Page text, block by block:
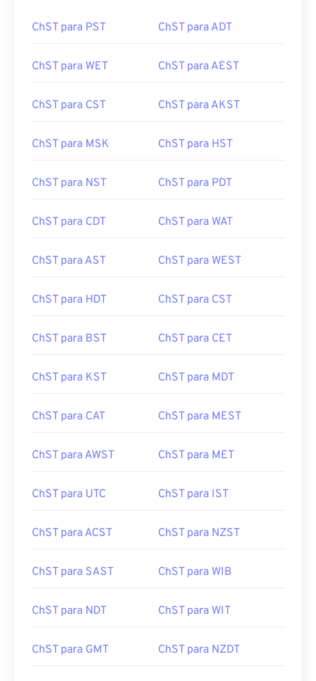
ChST para PST ChST para ADT
ChST para WET ChST para AEST
ChST para CST ChST para AKST
ChST para MSK ChST para HST
ChST para NST ChST para PDT
ChST para CDT ChST para WAT
ChST para AST ChST para WEST
ChST para HDT ChST para CST
ChST para BST ChST para CET
ChST para KST ChST para MDT
ChST para CAT ChST para MEST
ChST para AWST ChST para MET
ChST para UTC ChST para IST
ChST para ACST ChST para NZST
ChST para SAST ChST para WIB
ChST para NDT ChST para WIT
ChST para GMT ChST para NZDT